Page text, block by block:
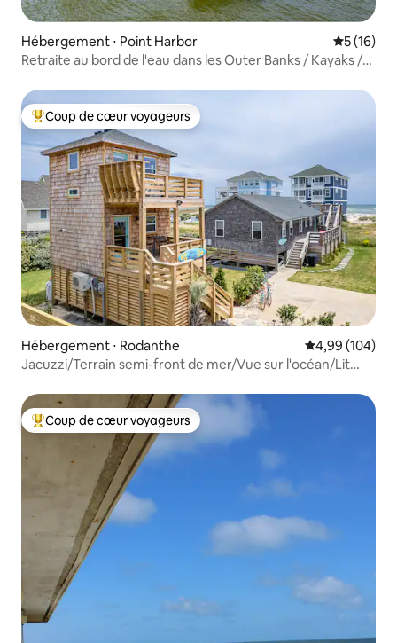
Hébergement ⋅ Point Harbor
5 (16)
Retraite au bord de l'eau dans les Outer Banks / Kayaks /
Coups de cœur voyageurs les plus appréciés
Coup de cœur voyageurs
Hébergement ⋅ Rodanthe Évaluation
4,99 (104)
Jacuzzi/Terrain semi-front de mer/Vue sur l'océan/Lit
Coups de cœur voyageurs les plus appréciés
Coup de cœur voyageurs